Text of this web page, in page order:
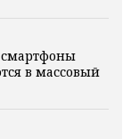
смартфоны
в массовый